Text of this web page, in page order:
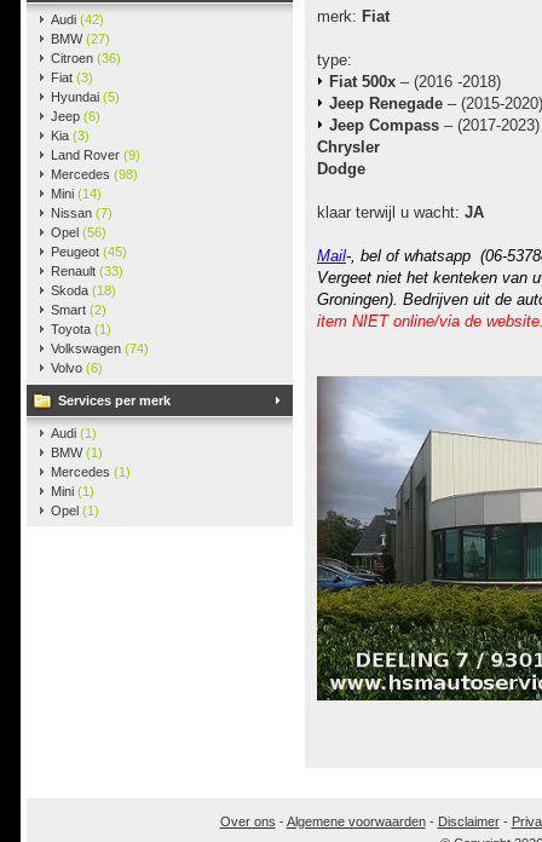
Audi (42)
BMW(27)
Citroen (36)
Fiat (3)
Hyundai (5)
Jeep (6)
Kia (3)
Land Rover (9)
Mercedes (98)
Mini (14)
Nissan (7)
Opel (56)
Peugeot (45)
Renault (33)
Skoda (18)
Smart (2)
Toyota (1)
Volkswagen (74)
Volvo (6)
Services per merk
Audi (1)
BMW(1)
Mercedes (1)
Mini (1)
Opel (1)
merk: Fiat
type:
Fiat 500x – (2016 -2018)
Jeep Renegade – (2015-2020)
Jeep Compass – (2017-2023)
Chrysler
Dodge
klaar terwijl u wacht: JA
Mail-, bel of whatsapp (06-
Vergeet niet het kenteken van
Groningen). Bedrijven uit de
item NIET online/via de
Over ons -Algemene voorwaarden- Disclaimer-